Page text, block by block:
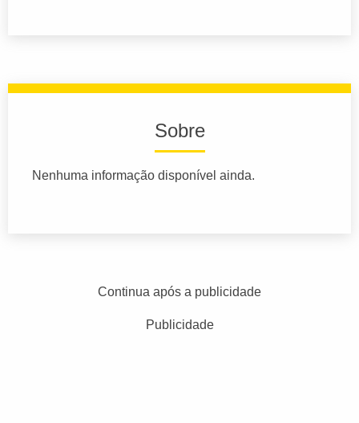
Sobre
Nenhuma informação disponível ainda.
Continua após a publicidade
Publicidade